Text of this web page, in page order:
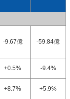
-9.67億 -59.84億
+0.5% -9.4%
+8.7% +5.9%